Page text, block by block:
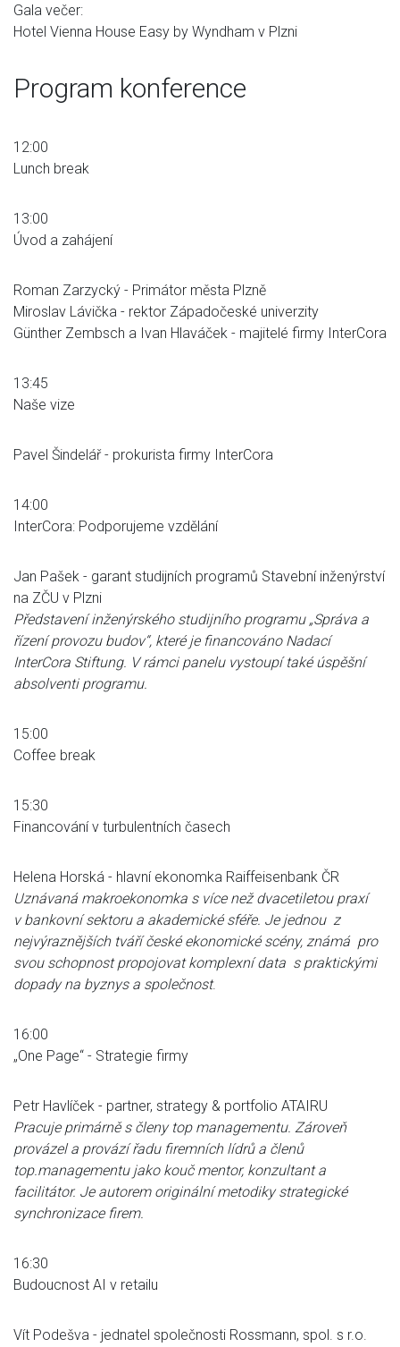
Gala večer:
Hotel Vienna House Easy by Wyndham v Plzni
Program konference
12:00
Lunch break
13:00
Úvod a zahájení
Roman Zarzycký - Primátor města Plzně
Miroslav Lávička - rektor Západočeské univerzity
Günther Zembsch a Ivan Hlaváček - majitelé firmy InterCora
13:45
Naše vize
Pavel Šindelář - prokurista firmy InterCora
14:00
InterCora: Podporujeme vzdělání
Jan Pašek - garant studijních programů Stavební inženýrství
na ZČU v Plzni
Představení inženýrského studijního programu „Správa a
řízení provozu budov“, které je financováno Nadací
InterCora Stiftung. V rámci panelu vystoupí také úspěšní
absolventi programu.
15:00
Coffee break
15:30
Financování v turbulentních časech
Helena Horská - hlavní ekonomka Raiffeisenbank ČR
Uznávaná makroekonomka s více než dvacetiletou praxí
v bankovní sektoru a akademické sféře. Je jednou z
nejvýraznějších tváří české ekonomické scény, známá pro
svou schopnost propojovat komplexní data s praktickými
dopady na byznys a společnost.
16:00
„One Page“ - Strategie firmy
Petr Havlíček - partner, strategy & portfolio ATAIRU
Pracuje primárně s členy top managementu. Zároveň
provázel a provází řadu firemních lídrů a členů
top.managementu jako kouč mentor, konzultant a
facilitátor. Je autorem originální metodiky strategické
synchronizace firem.
16:30
Budoucnost AI v retailu
Vít Podešva - jednatel společnosti Rossmann, spol. s r.o.